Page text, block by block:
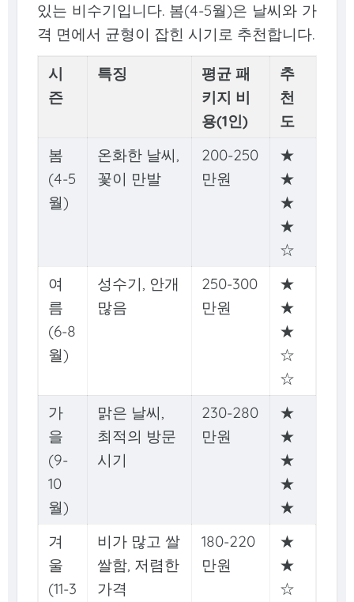
있는 비수기입니다. 봄(4-5월)은 날씨와 가
격 면에서 균형이 잡힌 시기로 추천합니다.
시
즌
특징
평균 패
키지 비
용(1인)
추
천
도
봄
(4-5
월)
온화한 날씨,
꽃이 만발
200-250
만원
★
★
★
★
☆
여
름
(6-8
월)
성수기, 안개
많음
250-300
만원
★
★
★
☆
☆
가
을
(9-
10
월)
맑은 날씨,
최적의 방문
시기
230-280
만원
★
★
★
★
★
겨
울
(11-3
비가 많고 쌀
쌀함, 저렴한
가격
180-220
만원
★
★
☆